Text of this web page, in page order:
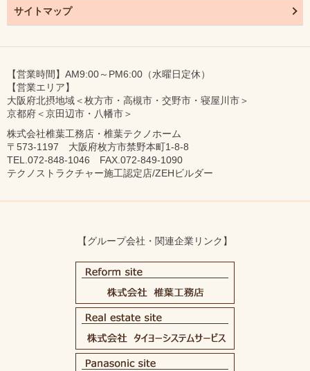
サイトマップ
【営業時間】AM9:00～PM6:00（水曜日定休）
【営業エリア】
大阪府北摂地域＜枚方市・高槻市・交野市・寝屋川市＞
京都府＜京田辺市・八幡市＞
株式会社椎葉工務店・椎葉テクノホーム
〒573-1197 大阪府枚方市禁野本町1-8-8
TEL.072-848-1046 FAX.072-849-1090
テクノストラクチャー施工認定店/ZEHビルダー
【グループ会社・関連企業リンク】